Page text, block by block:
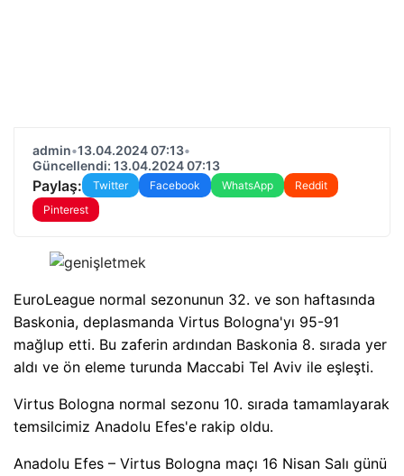
admin•13.04.2024 07:13•
Güncellendi: 13.04.2024 07:13
Paylaş: Twitter Facebook WhatsApp
Reddit
Pinterest
EuroLeague normal sezonunun 32. ve son haftasında
Baskonia, deplasmanda Virtus Bologna'yı 95-91
mağlup etti. Bu zaferin ardından Baskonia 8. sırada yer
aldı ve ön eleme turunda Maccabi Tel Aviv ile eşleşti.
Virtus Bologna normal sezonu 10. sırada tamamlayarak
temsilcimiz Anadolu Efes'e rakip oldu.
Anadolu Efes – Virtus Bologna maçı 16 Nisan Salı günü